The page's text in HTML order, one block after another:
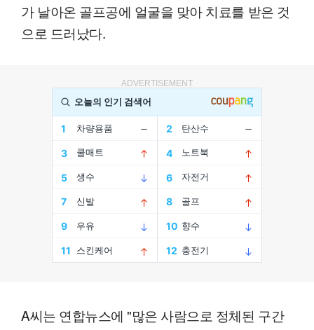
가 날아온 골프공에 얼굴을 맞아 치료를 받은 것
으로 드러났다.
ADVERTISEMENT
A씨는 연합뉴스에 "많은 사람으로 정체된 구간